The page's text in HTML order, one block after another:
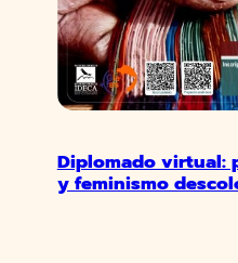
Diplomado virtual:
y feminismo